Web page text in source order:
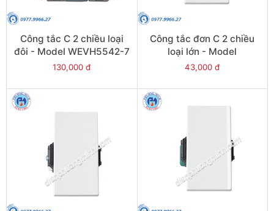
Công tắc C 2 chiều loại
đôi - Model WEVH5542-7
130,000 đ
Công tắc đơn C 2 chiều
loại lớn - Model
WEVH5512-7
43,000 đ